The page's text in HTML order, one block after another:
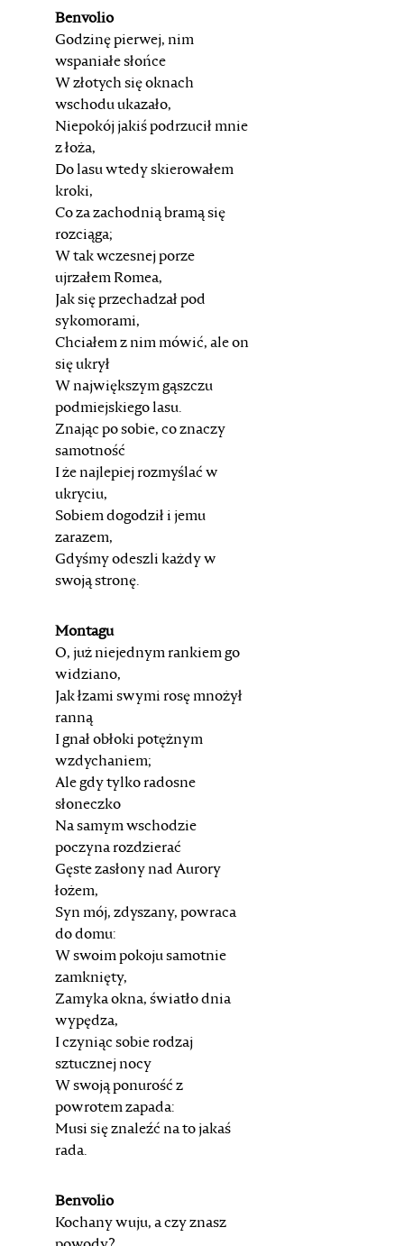
Benvolio
Godzinę pierwej, nim
wspaniałe słońce
W złotych się oknach
wschodu ukazało,
Niepokój jakiś podrzucił mnie
z łoża,
Do lasu wtedy skierowałem
kroki,
Co za zachodnią bramą się
rozciąga;
W tak wczesnej porze
ujrzałem Romea,
Jak się przechadzał pod
sykomorami,
Chciałem z nim mówić, ale on
się ukrył
W największym gąszczu
podmiejskiego lasu.
Znając po sobie, co znaczy
samotność
I że najlepiej rozmyślać w
ukryciu,
Sobiem dogodził i jemu
zarazem,
Gdyśmy odeszli każdy w
swoją stronę.
Montagu
O, już niejednym rankiem go
widziano,
Jak łzami swymi rosę mnożył
ranną
I gnał obłoki potężnym
wzdychaniem;
Ale gdy tylko radosne
słoneczko
Na samym wschodzie
poczyna rozdzierać
Gęste zasłony nad Aurory
łożem,
Syn mój, zdyszany, powraca
do domu:
W swoim pokoju samotnie
zamknięty,
Zamyka okna, światło dnia
wypędza,
I czyniąc sobie rodzaj
sztucznej nocy
W swoją ponurość z
powrotem zapada:
Musi się znaleźć na to jakaś
rada.
Benvolio
Kochany wuju, a czy znasz